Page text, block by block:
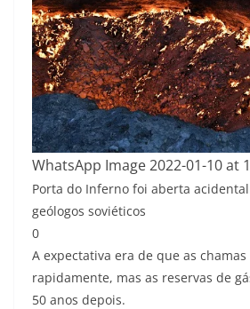
WhatsApp Image 2022-01-10 at
Porta do Inferno foi aberta
geólogos soviéticos
0
A expectativa era de que as
rapidamente, mas as reservas de
50 anos depois.